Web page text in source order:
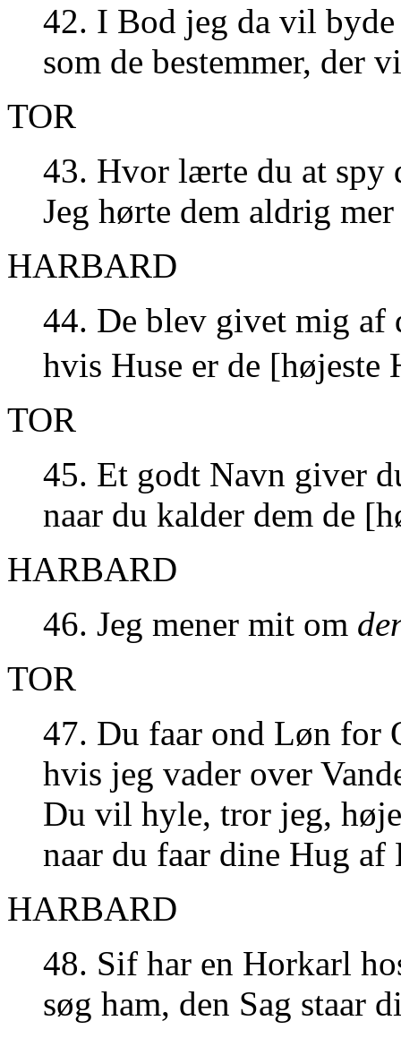
42. I Bod jeg da vil
som de bestemmer, der
TOR
43. Hvor lærte du at spy
Jeg hørte dem aldrig
HARBARD
44. De blev givet mig af
hvis Huse er de [højeste
TOR
45. Et godt Navn giver
naar du kalder dem de
HARBARD
46. Jeg mener mit om
TOR
47. Du faar ond Løn for
hvis jeg vader over
Du vil hyle, tror jeg,
naar du faar dine Hug af
HARBARD
48. Sif har en Horkarl
søg ham, den Sag staar